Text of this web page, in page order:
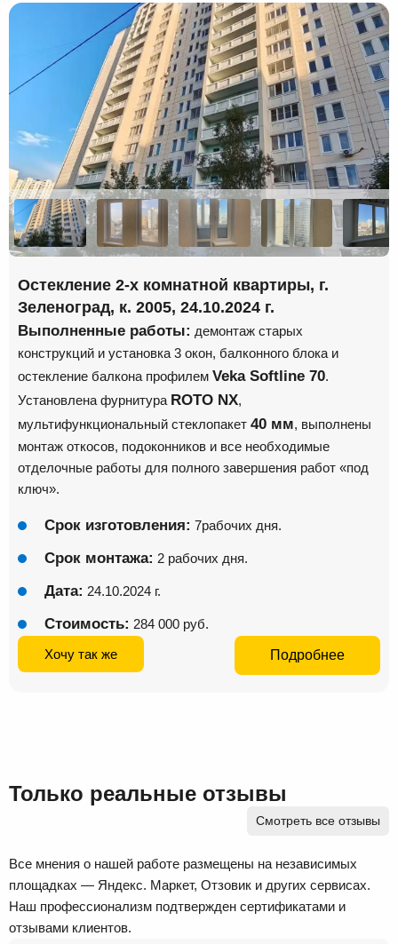
Остекление 2-х комнатной квартиры, г.
Зеленоград, к. 2005, 24.10.2024 г.
Выполненные работы: демонтаж старых
конструкций и установка 3 окон, балконного блока и
остекление балкона профилем Veka Softline 70.
Установлена фурнитура ROTO NX,
мультифункциональный стеклопакет 40 мм, выполнены
монтаж откосов, подоконников и все необходимые
отделочные работы для полного завершения работ «под
ключ».
Срок изготовления: 7рабочих дня.
Срок монтажа: 2 рабочих дня.
Дата: 24.10.2024 г.
Стоимость: 284 000 руб.
Хочу так же
Подробнее
Только реальные отзывы
Смотреть все отзывы
Все мнения о нашей работе размещены на независимых
площадках — Яндекс. Маркет, Отзовик и других сервисах.
Наш профессионализм подтвержден сертификатами и
отзывами клиентов.